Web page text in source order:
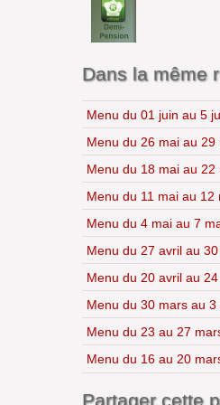
Lycéens au
CDI
Dans la même
Menu du 01 juin au 5
Menu du 26 mai au 29
Menu du 18 mai au 22
Menu du 11 mai au 12
Menu du 4 mai au 7
Menu du 27 avril au
Menu du 20 avril au
Menu du 30 mars au 3
Menu du 23 au 27
Menu du 16 au 20
Partager cette